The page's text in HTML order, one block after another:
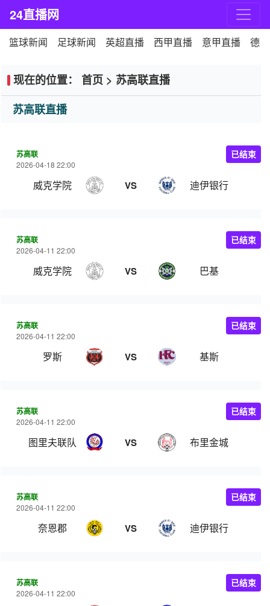
24直播网
篮球新闻 足球新闻 英超直播 西甲直播 意甲直播 德
现在的位置： 首页 > 苏高联直播
苏高联直播
苏高联
2026-04-18 22:00
威克学院 VS 迪伊银行
已结束
苏高联
2026-04-11 22:00
威克学院 VS 巴基
已结束
苏高联
2026-04-11 22:00
罗斯 VS 基斯
已结束
苏高联
2026-04-11 22:00
图里夫联队 VS 布里金城
已结束
苏高联
2026-04-11 22:00
奈恩郡 VS 迪伊银行
已结束
苏高联
2026-04-11 22:00
已结束